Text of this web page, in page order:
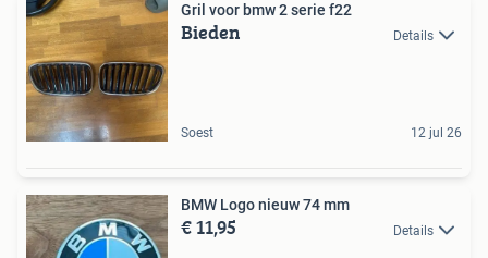
Gril voor bmw 2 serie f22
Bieden Details
Soest 12 jul 26
BMW Logo nieuw 74 mm
€ 11,95 Details